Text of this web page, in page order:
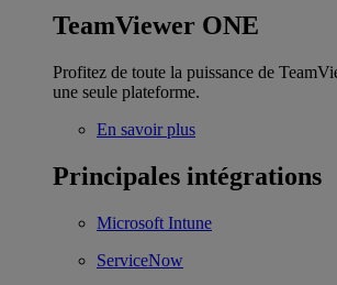
TeamViewer ONE
Profitez de toute la puissance de
une seule plateforme.
En savoir plus
Principales intégrations
Microsoft Intune
ServiceNow